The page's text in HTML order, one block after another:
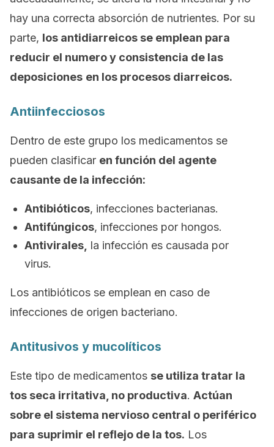
hay una correcta absorción de nutrientes. Por su
parte, los antidiarreicos se emplean para
reducir el numero y consistencia de las
deposiciones en los procesos diarreicos.
Antiinfecciosos
Dentro de este grupo los medicamentos se
pueden clasificar en función del agente
causante de la infección:
Antibióticos, infecciones bacterianas.
Antifúngicos, infecciones por hongos.
Antivirales, la infección es causada por
virus.
Los antibióticos se emplean en caso de
infecciones de origen bacteriano.
Antitusivos y mucolíticos
Este tipo de medicamentos se utiliza tratar la
tos seca irritativa, no productiva. Actúan
sobre el sistema nervioso central o periférico
para suprimir el reflejo de la tos. Los